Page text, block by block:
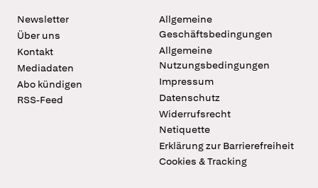
Newsletter
Über uns
Kontakt
Mediadaten
Abo kündigen
RSS-Feed
Allgemeine
Geschäftsbedingungen
Allgemeine
Nutzungsbedingungen
Impressum
Datenschutz
Widerrufsrecht
Netiquette
Erklärung zur Barrierefreiheit
Cookies & Tracking